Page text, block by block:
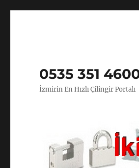
0535 351
İzmirin En Hızlı Çilingir Portalı